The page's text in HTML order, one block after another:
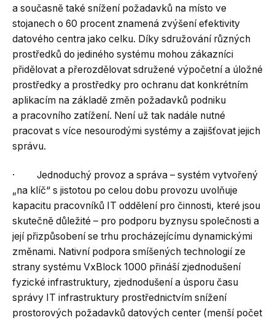
a současně také snížení požadavků na místo ve
stojanech o 60 procent znamená zvýšení efektivity
datového centra jako celku. Díky sdružování různých
prostředků do jediného systému mohou zákazníci
přidělovat a přerozdělovat sdružené výpočetní a úložné
prostředky a prostředky pro ochranu dat konkrétním
aplikacím na základě změn požadavků podniku
a pracovního zatížení. Není už tak nadále nutné
pracovat s více nesourodými systémy a zajišťovat jejich
správu.
· Jednoduchý provoz a správa – systém vytvořený
„na klíč“ s jistotou po celou dobu provozu uvolňuje
kapacitu pracovníků IT oddělení pro činnosti, které jsou
skutečně důležité – pro podporu byznysu společnosti a
její přizpůsobení se trhu procházejícímu dynamickými
změnami. Nativní podpora smíšených technologií ze
strany systému VxBlock 1000 přináší zjednodušení
fyzické infrastruktury, zjednodušení a úsporu času
správy IT infrastruktury prostřednictvím snížení
prostorových požadavků datových center (menší počet